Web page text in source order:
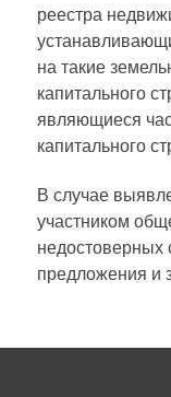
реестра
на такие
капитального
являющиеся
капитального
В случае
участником
недостоверных
предложения и